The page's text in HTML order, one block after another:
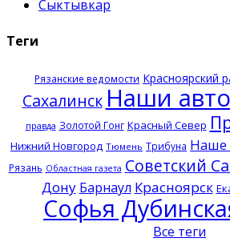
Сыктывкар
Теги
Рязанские ведомости Красноярский
Сахалинск Наши
правда Золотой Гонг Красный Север
Нижний Новгород Тюмень Трибуна Наше
Рязань Областная газета Советский
Дону Барнаул Красноярск
Софья
Все теги